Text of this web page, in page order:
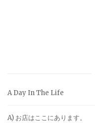
A Day In The Life
A) お店はここにあります。